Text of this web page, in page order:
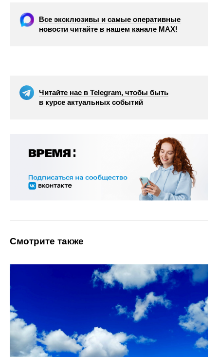
Все эксклюзивы и самые оперативные
новости читайте в нашем канале МАХ!
Читайте нас в Telegram, чтобы быть
в курсе актуальных событий
Смотрите также